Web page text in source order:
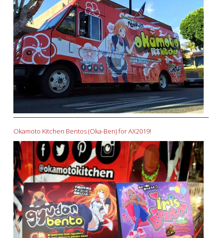
Okamoto Kitchen Bentos (Oka-Ben) for AX2019!